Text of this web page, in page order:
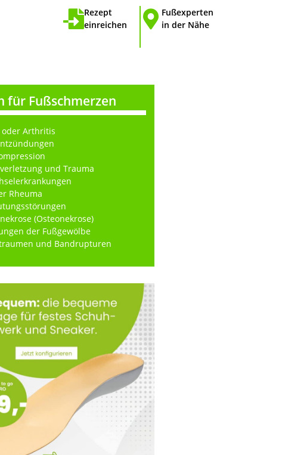
Rezept
einreichen
Fußexperten
in der Nähe
für Fußschmerzen
Arthritis
und Trauma
Rheuma
(Osteonekrose)
der Fußgewölbe
und Bandrupturen